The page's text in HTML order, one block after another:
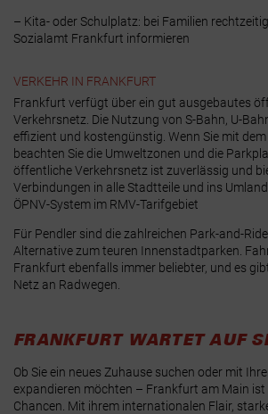
– Kita- oder Schulplatz: bei Familien
Sozialamt Frankfurt informieren
VERKEHR IN FRANKFURT
Frankfurt verfügt über ein gut ausgebautes
Verkehrsnetz. Die Nutzung von S-Bahn, U-
effizient und kostengünstig. Wenn Sie mit
beachten Sie die Umweltzonen und die
öffentliche Verkehrsnetz ist zuverlässig und
Verbindungen in alle Stadtteile und ins Umland.
ÖPNV-System im RMV-Tarifgebiet
Für Pendler sind die zahlreichen Park-and-
Alternative zum teuren Innenstadtparken.
Frankfurt ebenfalls immer beliebter, und es
Netz an Radwegen.
FRANKFURT WARTET AUF
Ob Sie ein neues Zuhause suchen oder mit
expandieren möchten – Frankfurt am Main ist
Chancen. Mit ihrem internationalen Flair,